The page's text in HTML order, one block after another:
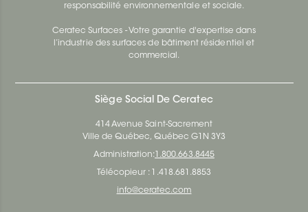
responsabilité environnementale et sociale.
Ceratec Surfaces - Votre garantie d'expertise dans
l’industrie des surfaces de bâtiment résidentiel et
commercial.
Siège Social De Ceratec
414 Avenue Saint-Sacrement
Ville de Québec, Québec G1N 3Y3
Administration: 1.800.663.8445
Télécopieur : 1.418.681.8853
info@ceratec.com